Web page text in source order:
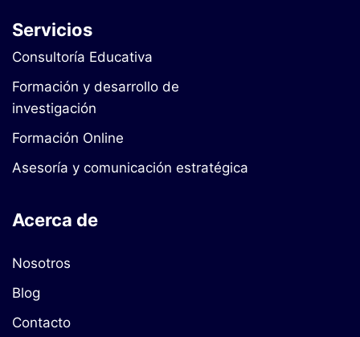
Servicios
Consultoría Educativa
Formación y desarrollo de
investigación
Formación Online
Asesoría y comunicación estratégica
Acerca de
Nosotros
Blog
Contacto